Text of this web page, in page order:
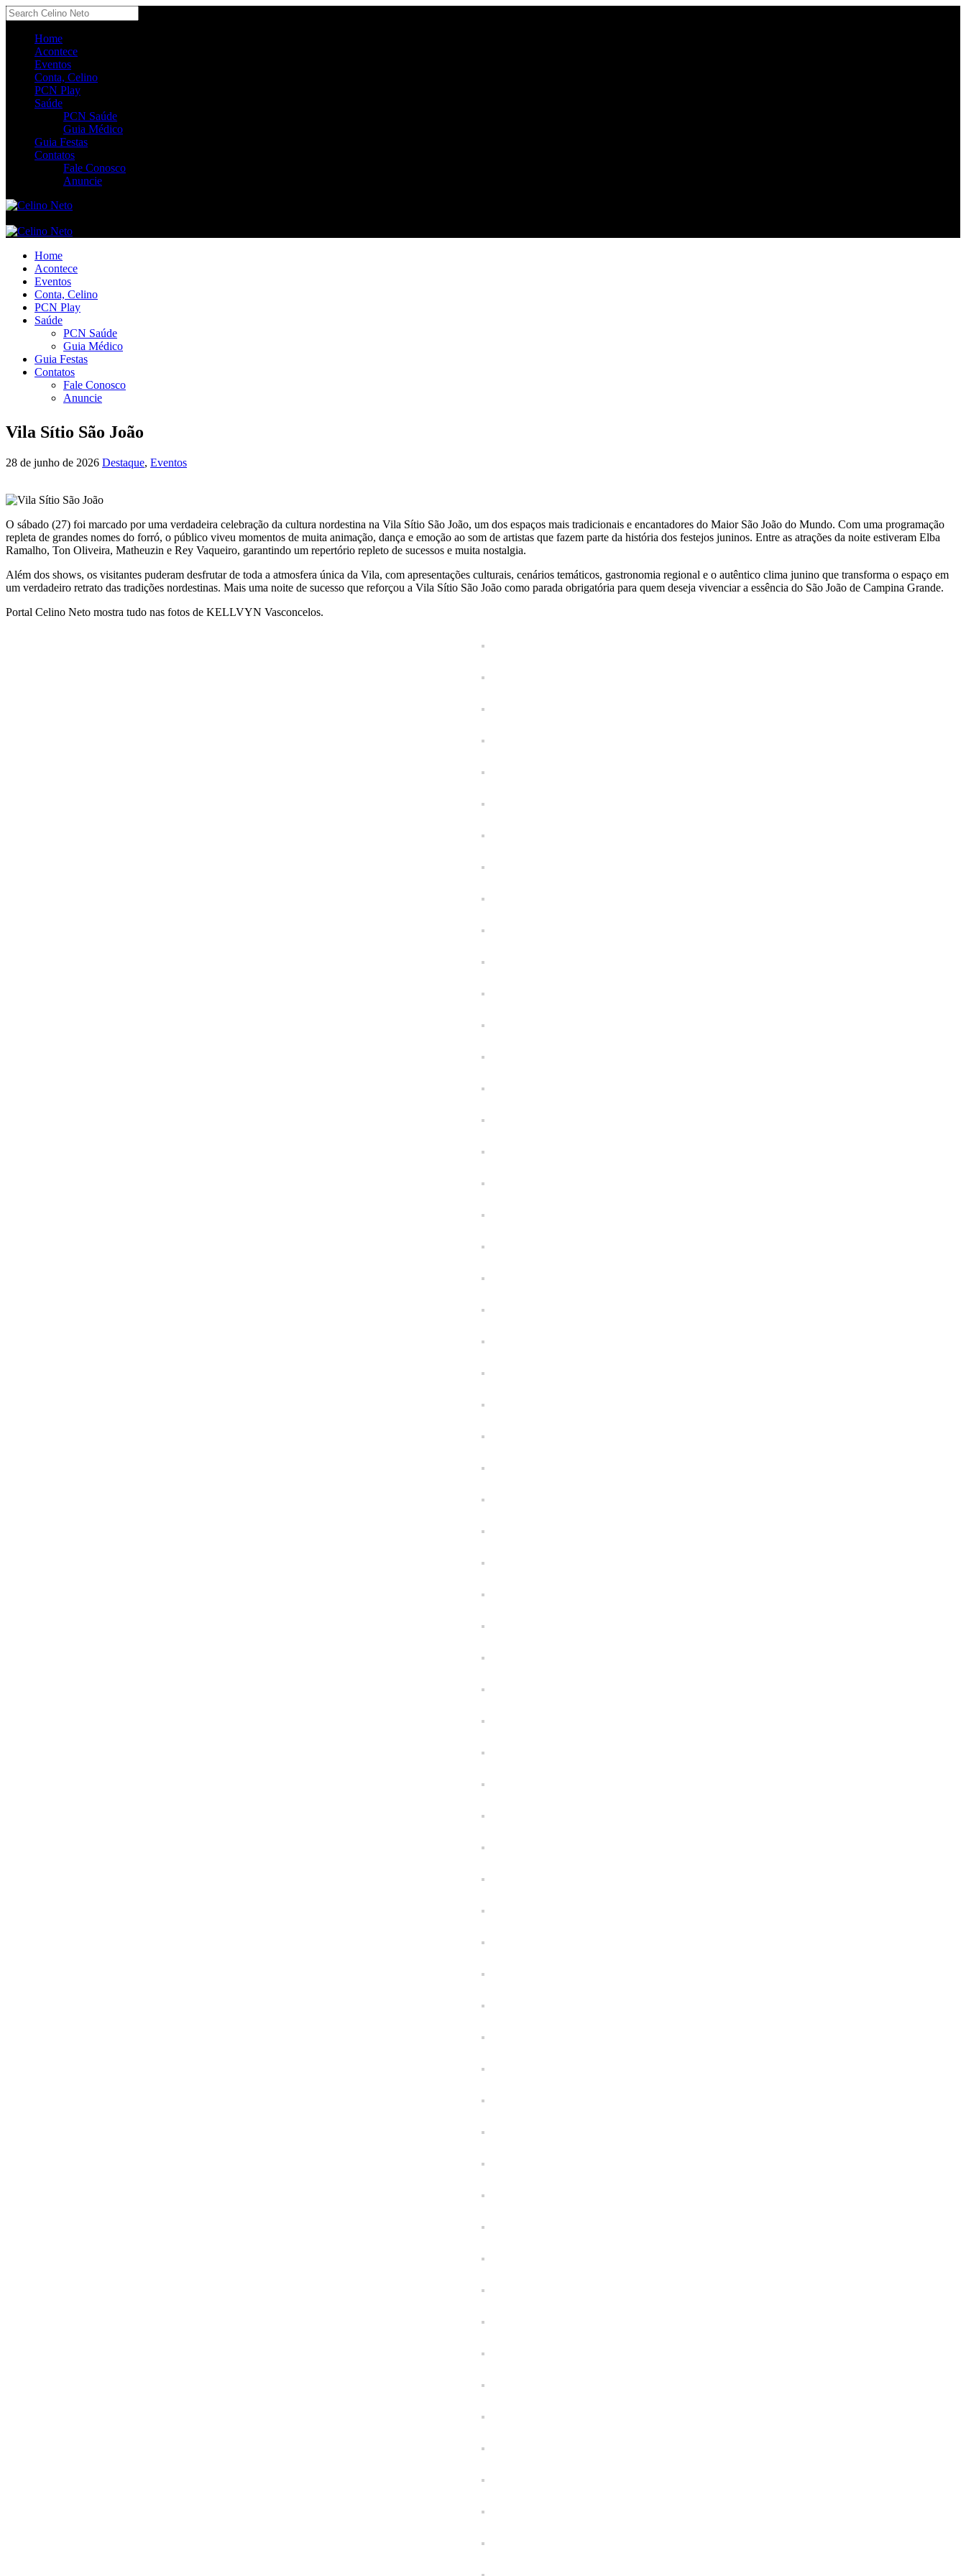
Home
Acontece
Eventos
Conta, Celino
PCN Play
Saúde
PCN Saúde
Guia Médico
Guia Festas
Contatos
Fale Conosco
Anuncie
Home
Acontece
Eventos
Conta, Celino
PCN Play
Saúde
PCN Saúde
Guia Médico
Guia Festas
Contatos
Fale Conosco
Anuncie
Vila Sítio São João
28 de junho de 2026 Destaque, Eventos
O sábado (27) foi marcado por uma verdadeira celebração da cultura nordestina na Vila Sítio São João, um dos espaços mais tradicionais e encantadores do Maior São João do Mundo. Com uma programação
repleta de grandes nomes do forró, o público viveu momentos de muita animação, dança e emoção ao som de artistas que fazem parte da história dos festejos juninos. Entre as atrações da noite estiveram Elba
Ramalho, Ton Oliveira, Matheuzin e Rey Vaqueiro, garantindo um repertório repleto de sucessos e muita nostalgia.
Além dos shows, os visitantes puderam desfrutar de toda a atmosfera única da Vila, com apresentações culturais, cenários temáticos, gastronomia regional e o autêntico clima junino que transforma o espaço em
um verdadeiro retrato das tradições nordestinas. Mais uma noite de sucesso que reforçou a Vila Sítio São João como parada obrigatória para quem deseja vivenciar a essência do São João de Campina Grande.
Portal Celino Neto mostra tudo nas fotos de KELLVYN Vasconcelos.